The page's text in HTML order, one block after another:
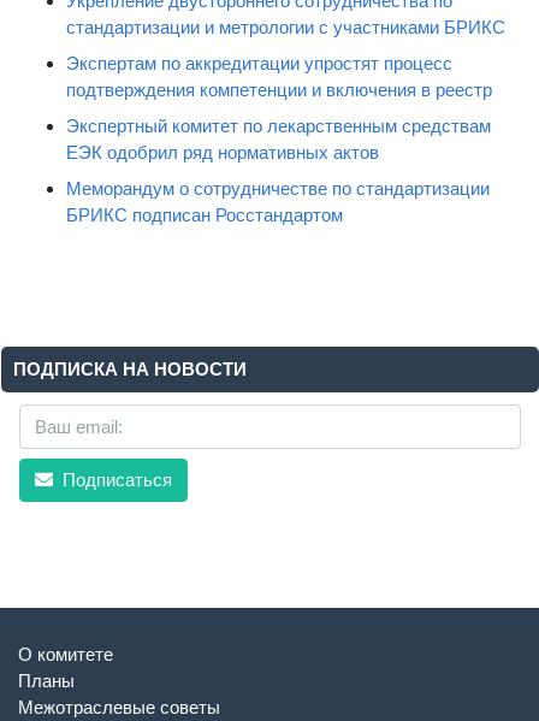
стандартизации и метрологии с участниками БРИКС
Экспертам по аккредитации упростят процесс
подтверждения компетенции и включения в реестр
Экспертный комитет по лекарственным средствам
ЕЭК одобрил ряд нормативных актов
Меморандум о сотрудничестве по стандартизации
БРИКС подписан Росстандартом
ПОДПИСКА НА НОВОСТИ
Подписаться
О комитете
Планы
Межотраслевые советы